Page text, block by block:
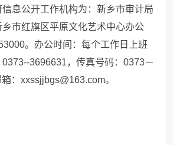
息公开工作机构为：新乡市审计局
市红旗区平原文化艺术中心办公
。办公时间：每个工作日上班
3696631，传真号码：0373－
：xxssjjbgs@163.com。